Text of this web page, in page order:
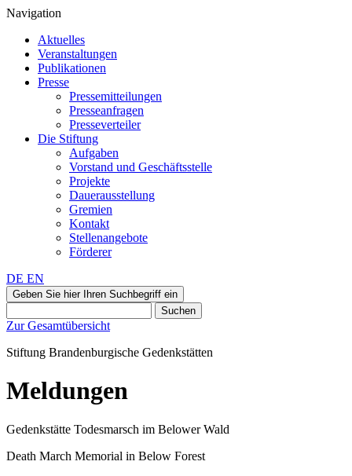
Navigation
Aktuelles
Veranstaltungen
Publikationen
Presse
Pressemitteilungen
Presseanfragen
Presseverteiler
Die Stiftung
Aufgaben
Vorstand und Geschäftsstelle
Projekte
Dauerausstellung
Gremien
Kontakt
Stellenangebote
Förderer
DE EN
Geben Sie hier Ihren Suchbegriff ein
Suchen
Zur Gesamtübersicht
Stiftung Brandenburgische Gedenkstätten
Meldungen
Gedenkstätte Todesmarsch im Belower Wald
Death March Memorial in Below Forest